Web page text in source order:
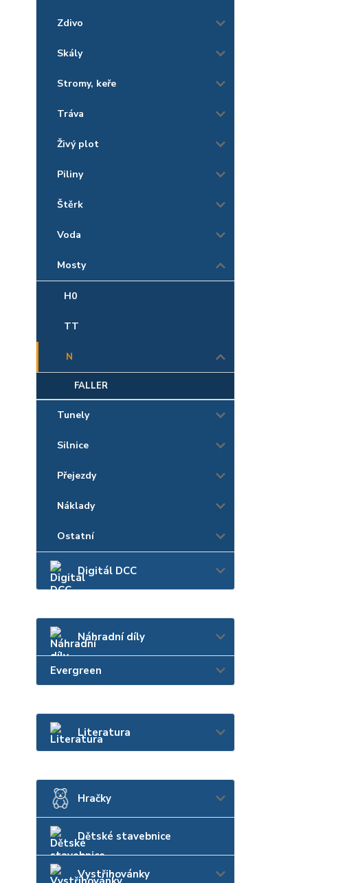
Zdivo
Skály
Stromy, keře
Tráva
Živý plot
Piliny
Štěrk
Voda
Mosty
H0
TT
N
FALLER
Tunely
Silnice
Přejezdy
Náklady
Ostatní
Digitál DCC
Náhradní díly
Evergreen
Literatura
Hračky
Dětské stavebnice
Vystřihovánky